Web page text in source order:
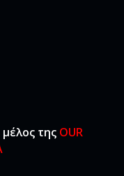
της OUR